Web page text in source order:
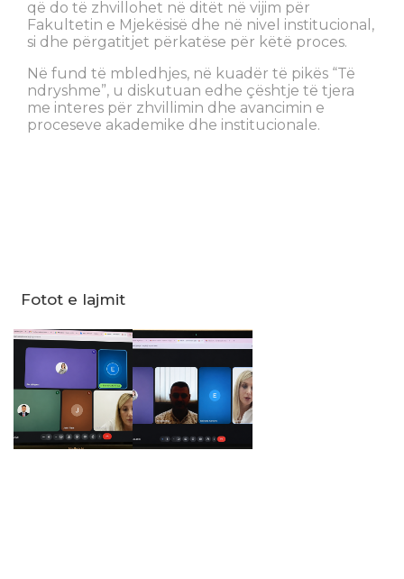
që do të zhvillohet në ditët në vijim për
Fakultetin e Mjekësisë dhe në nivel institucional,
si dhe përgatitjet përkatëse për këtë proces.
Në fund të mbledhjes, në kuadër të pikës “Të
ndryshme”, u diskutuan edhe çështje të tjera
me interes për zhvillimin dhe avancimin e
proceseve akademike dhe institucionale.
Fotot e lajmit